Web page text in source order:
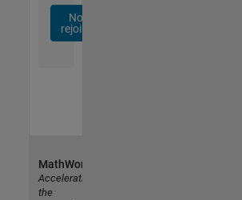
Nous
rejoindre
MathWorks
Accelerating
the